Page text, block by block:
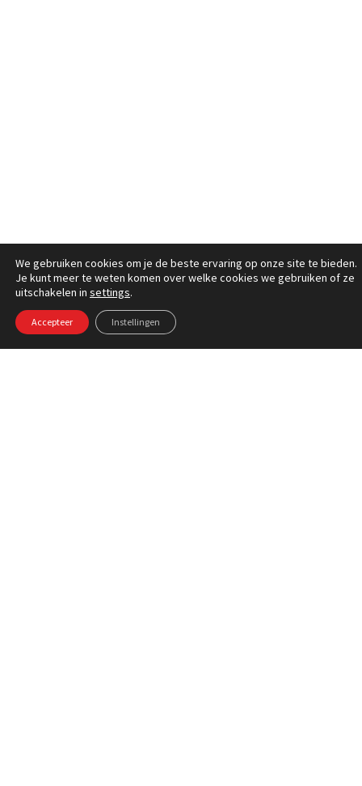
We gebruiken cookies om je de beste ervaring op onze site te bieden.
Je kunt meer te weten komen over welke cookies we gebruiken of ze
uitschakelen in settings.
Accepteer Instellingen